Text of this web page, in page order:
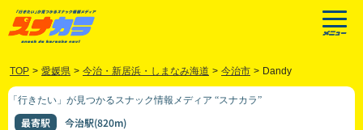
TOP > 愛媛県 > 今治・新居浜・しまなみ海道 > 今治市 > Dandy
「行きたい」が見つかるスナック情報メディア “スナカラ”
最寄駅 今治駅(820m)